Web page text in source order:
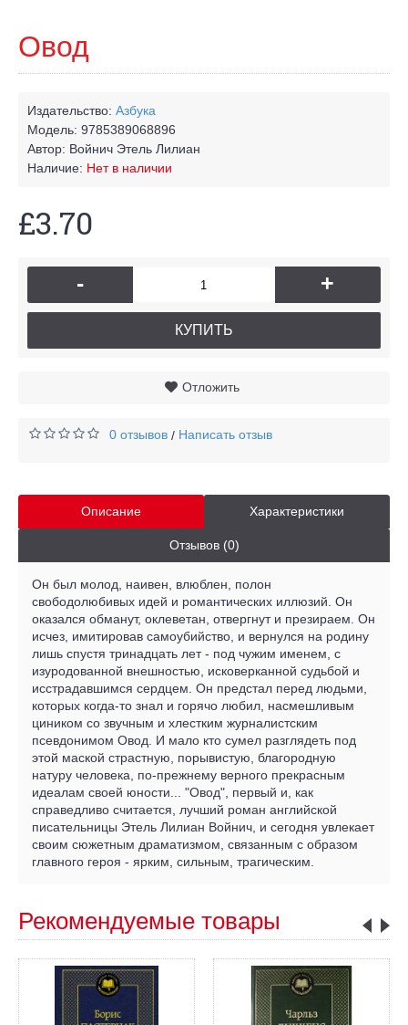
Овод
Издательство: Азбука
Модель: 9785389068896
Автор: Войнич Этель Лилиан
Наличие: Нет в наличии
£3.70
- +
КУПИТЬ
Отложить
0 отзывов / Написать отзыв
Описание Характеристики
Отзывов (0)
Он был молод, наивен, влюблен, полон
свободолюбивых идей и романтических иллюзий. Он
оказался обманут, оклеветан, отвергнут и презираем. Он
исчез, имитировав самоубийство, и вернулся на родину
лишь спустя тринадцать лет - под чужим именем, с
изуродованной внешностью, исковерканной судьбой и
исстрадавшимся сердцем. Он предстал перед людьми,
которых когда-то знал и горячо любил, насмешливым
циником со звучным и хлестким журналистским
псевдонимом Овод. И мало кто сумел разглядеть под
этой маской страстную, порывистую, благородную
натуру человека, по-прежнему верного прекрасным
идеалам своей юности... "Овод", первый и, как
справедливо считается, лучший роман английской
писательницы Этель Лилиан Войнич, и сегодня увлекает
своим сюжетным драматизмом, связанным с образом
главного героя - ярким, сильным, трагическим.
Рекомендуемые товары